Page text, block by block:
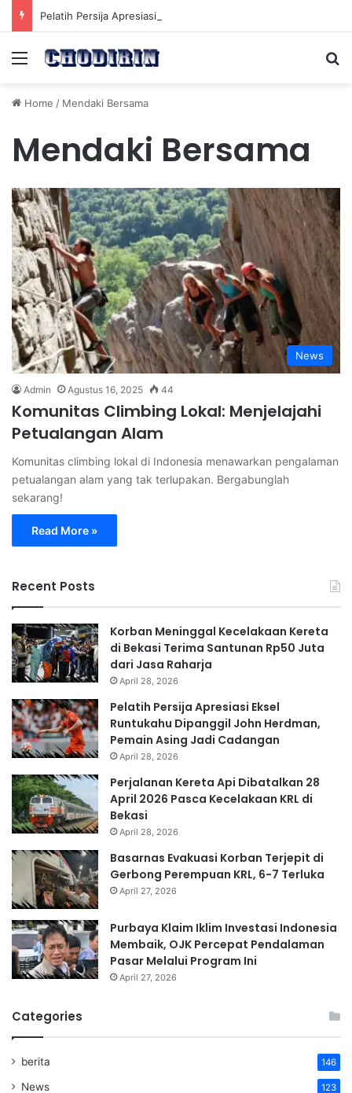
Menu
Home / Mendaki Bersama
Mendaki Bersama
News
Admin Agustus 16, 2025 44
Komunitas Climbing Lokal: Menjelajahi
Petualangan Alam
Komunitas climbing lokal di Indonesia menawarkan pengalaman
petualangan alam yang tak terlupakan. Bergabunglah
sekarang!
Read More »
Recent Posts
Korban Meninggal Kecelakaan Kereta
di Bekasi Terima Santunan Rp50 Juta
dari Jasa Raharja
April 28, 2026
Pelatih Persija Apresiasi Eksel
Runtukahu Dipanggil John Herdman,
Pemain Asing Jadi Cadangan
April 28, 2026
Perjalanan Kereta Api Dibatalkan 28
April 2026 Pasca Kecelakaan KRL di
Bekasi
April 28, 2026
Basarnas Evakuasi Korban Terjepit di
Gerbong Perempuan KRL, 6-7 Terluka
April 27, 2026
Purbaya Klaim Iklim Investasi Indonesia
Membaik, OJK Percepat Pendalaman
Pasar Melalui Program Ini
April 27, 2026
Categories
berita 146
News 123